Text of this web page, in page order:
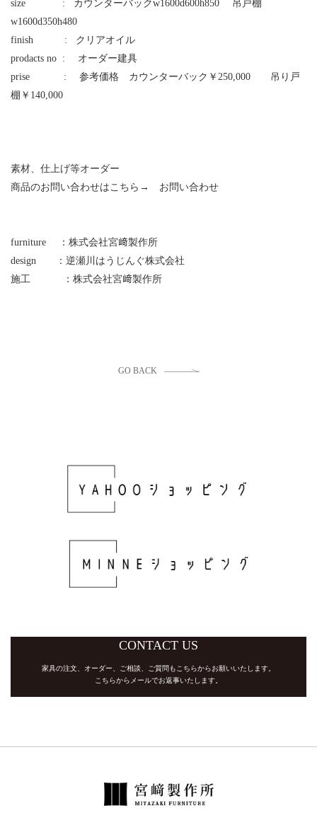
size : カウンターバックw1600d600h850 吊戸棚
w1600d350h480
finish : クリアオイル
prodacts no : オーダー建具
prise : 参考価格 カウンターバック￥250,000 吊り戸
棚￥140,000
素材、仕上げ等オーダー
商品のお問い合わせはこちら→ お問い合わせ
furniture ：株式会社宮﨑製作所
design ：逆瀬川はうじんぐ株式会社
施工 ：株式会社宮﨑製作所
GO BACK
CONTACT US
家具の注文、オーダー、ご相談、ご質問もこちらからお願いいたします。
​​​​​​​こちらからメールでお返事いたします。